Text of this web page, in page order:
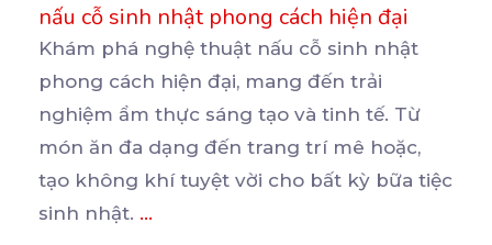
nấu cỗ sinh nhật phong cách hiện đại
Khám phá nghệ thuật nấu cỗ sinh nhật
phong cách hiện đại, mang đến trải
nghiệm ẩm thực sáng tạo và tinh tế. Từ
món ăn đa dạng đến trang trí mê hoặc,
tạo không khí tuyệt vời cho bất kỳ bữa tiệc
sinh nhật. ...